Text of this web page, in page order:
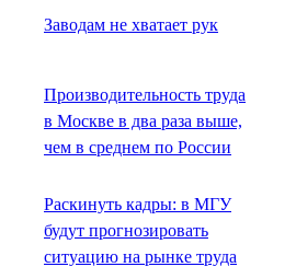
Заводам не хватает рук
Производительность труда
в Москве в два раза выше,
чем в среднем по России
Раскинуть кадры: в МГУ
будут прогнозировать
ситуацию на рынке труда